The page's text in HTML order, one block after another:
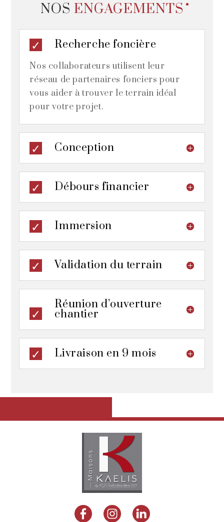
NOS ENGAGEMENTS
Recherche foncière
Nos collaborateurs utilisent leur
réseau de partenaires fonciers pour
vous aider à trouver le terrain idéal
pour votre projet.
Conception
Débours financier
Immersion
Validation du terrain
Réunion d’ouverture
chantier
Livraison en 9 mois